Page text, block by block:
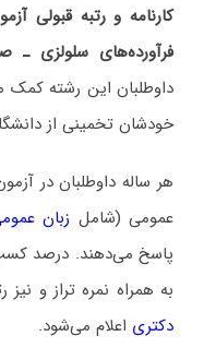
کارنامه و رتبه قبولی
فرآورده‌های سلولزی ـ
داوطلبان این رشته کمک
خودشان تخمینی از
هر ساله داوطلبان در
عمومی (شامل زبان
پاسخ می‌دهند. درصد
به همراه نمره تراز و نیز
دکتری اعلام می‌شود.